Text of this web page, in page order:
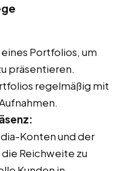
Portfolios, um
präsentieren.
regelmäßig mit
Konten und der
Reichweite zu